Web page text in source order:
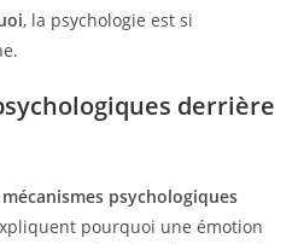
, la psychologie est si
derrière
mécanismes psychologiques
pourquoi une émotion